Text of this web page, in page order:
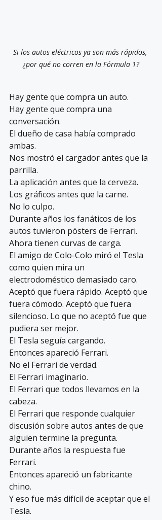
Si los autos eléctricos ya son más rápidos,
¿por qué no corren en la Fórmula 1?
Hay gente que compra un auto.
Hay gente que compra una
conversación.
El dueño de casa había comprado
ambas.
Nos mostró el cargador antes que la
parrilla.
La aplicación antes que la cerveza.
Los gráficos antes que la carne.
No lo culpo.
Durante años los fanáticos de los
autos tuvieron pósters de Ferrari.
Ahora tienen curvas de carga.
El amigo de Colo-Colo miró el Tesla
como quien mira un
electrodoméstico demasiado caro.
Aceptó que fuera rápido. Aceptó que
fuera cómodo. Aceptó que fuera
silencioso. Lo que no aceptó fue que
pudiera ser mejor.
El Tesla seguía cargando.
Entonces apareció Ferrari.
No el Ferrari de verdad.
El Ferrari imaginario.
El Ferrari que todos llevamos en la
cabeza.
El Ferrari que responde cualquier
discusión sobre autos antes de que
alguien termine la pregunta.
Durante años la respuesta fue
Ferrari.
Entonces apareció un fabricante
chino.
Y eso fue más difícil de aceptar que el
Tesla.